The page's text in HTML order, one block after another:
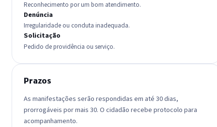
Reconhecimento por um bom atendimento.
Denúncia
Irregularidade ou conduta inadequada.
Solicitação
Pedido de providência ou serviço.
Prazos
As manifestações serão respondidas em até 30 dias,
prorrogáveis por mais 30. O cidadão recebe protocolo para
acompanhamento.